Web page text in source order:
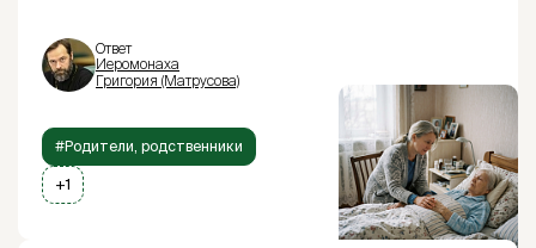
Ответ
Иеромонаха
Григория (Матрусова)
#Родители, родственники
+1